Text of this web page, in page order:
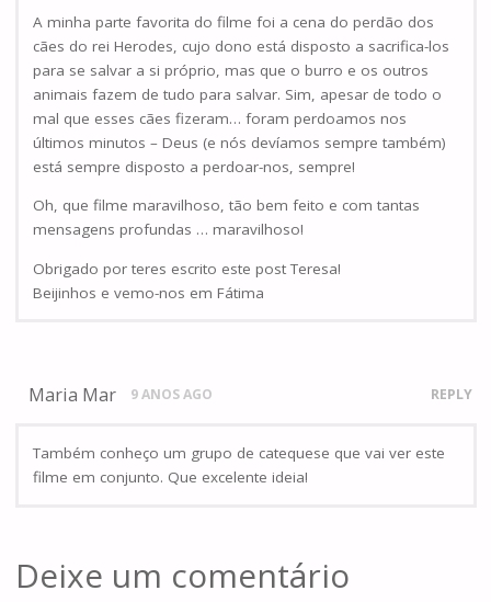
A minha parte favorita do filme foi a cena do perdão dos
cães do rei Herodes, cujo dono está disposto a sacrifica-los
para se salvar a si próprio, mas que o burro e os outros
animais fazem de tudo para salvar. Sim, apesar de todo o
mal que esses cães fizeram… foram perdoamos nos
últimos minutos – Deus (e nós devíamos sempre também)
está sempre disposto a perdoar-nos, sempre!
Oh, que filme maravilhoso, tão bem feito e com tantas
mensagens profundas … maravilhoso!
Obrigado por teres escrito este post Teresa!
Beijinhos e vemo-nos em Fátima
Maria Mar 9 ANOS AGO REPLY
Também conheço um grupo de catequese que vai ver este
filme em conjunto. Que excelente ideia!
Deixe um comentário